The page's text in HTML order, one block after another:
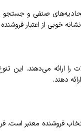
صنفی و
خوبی از اعتبار
ارائه می‌دهند. این
دهند.
فروشنده معتبر است.